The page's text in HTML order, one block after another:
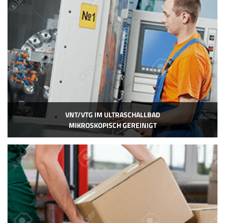
VNT/VTG IM ULTRASCHALLBAD
MIKROSKOPISCH GEREINIGT